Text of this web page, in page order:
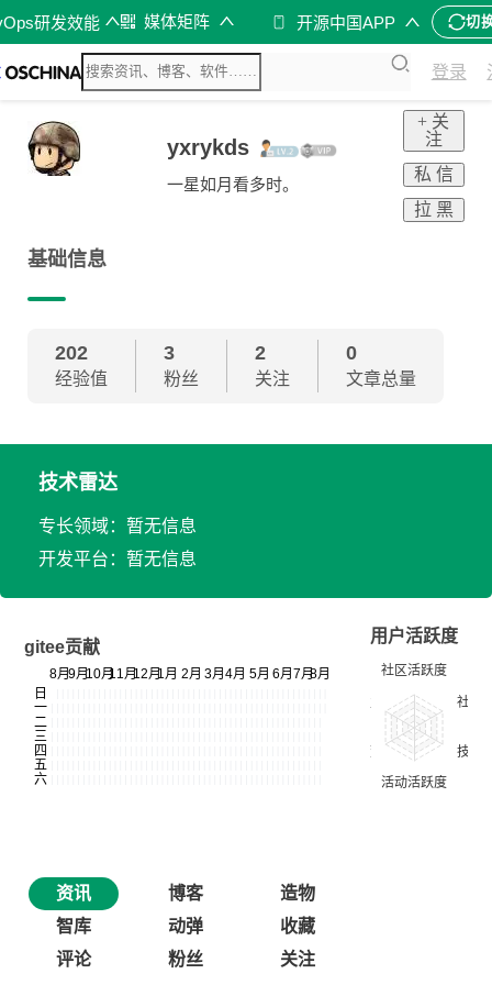
研发效能 媒体矩阵 开源中国APP 切
登录
yxrykds
一星如月看多时。
+ 关
注
私 信
拉 黑
基础信息
202
经验值
3
粉丝
2
关注
0
文章总量
技术雷达
专长领域：暂无信息
开发平台：暂无信息
gitee贡献
用户活跃度
资讯 博客
造物
智库
动弹
收藏
评论
粉丝 关注